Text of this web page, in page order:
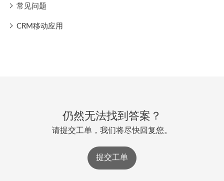
常见问题
CRM移动应用
仍然无法找到答案？
请提交工单，我们将尽快回复您。
提交工单